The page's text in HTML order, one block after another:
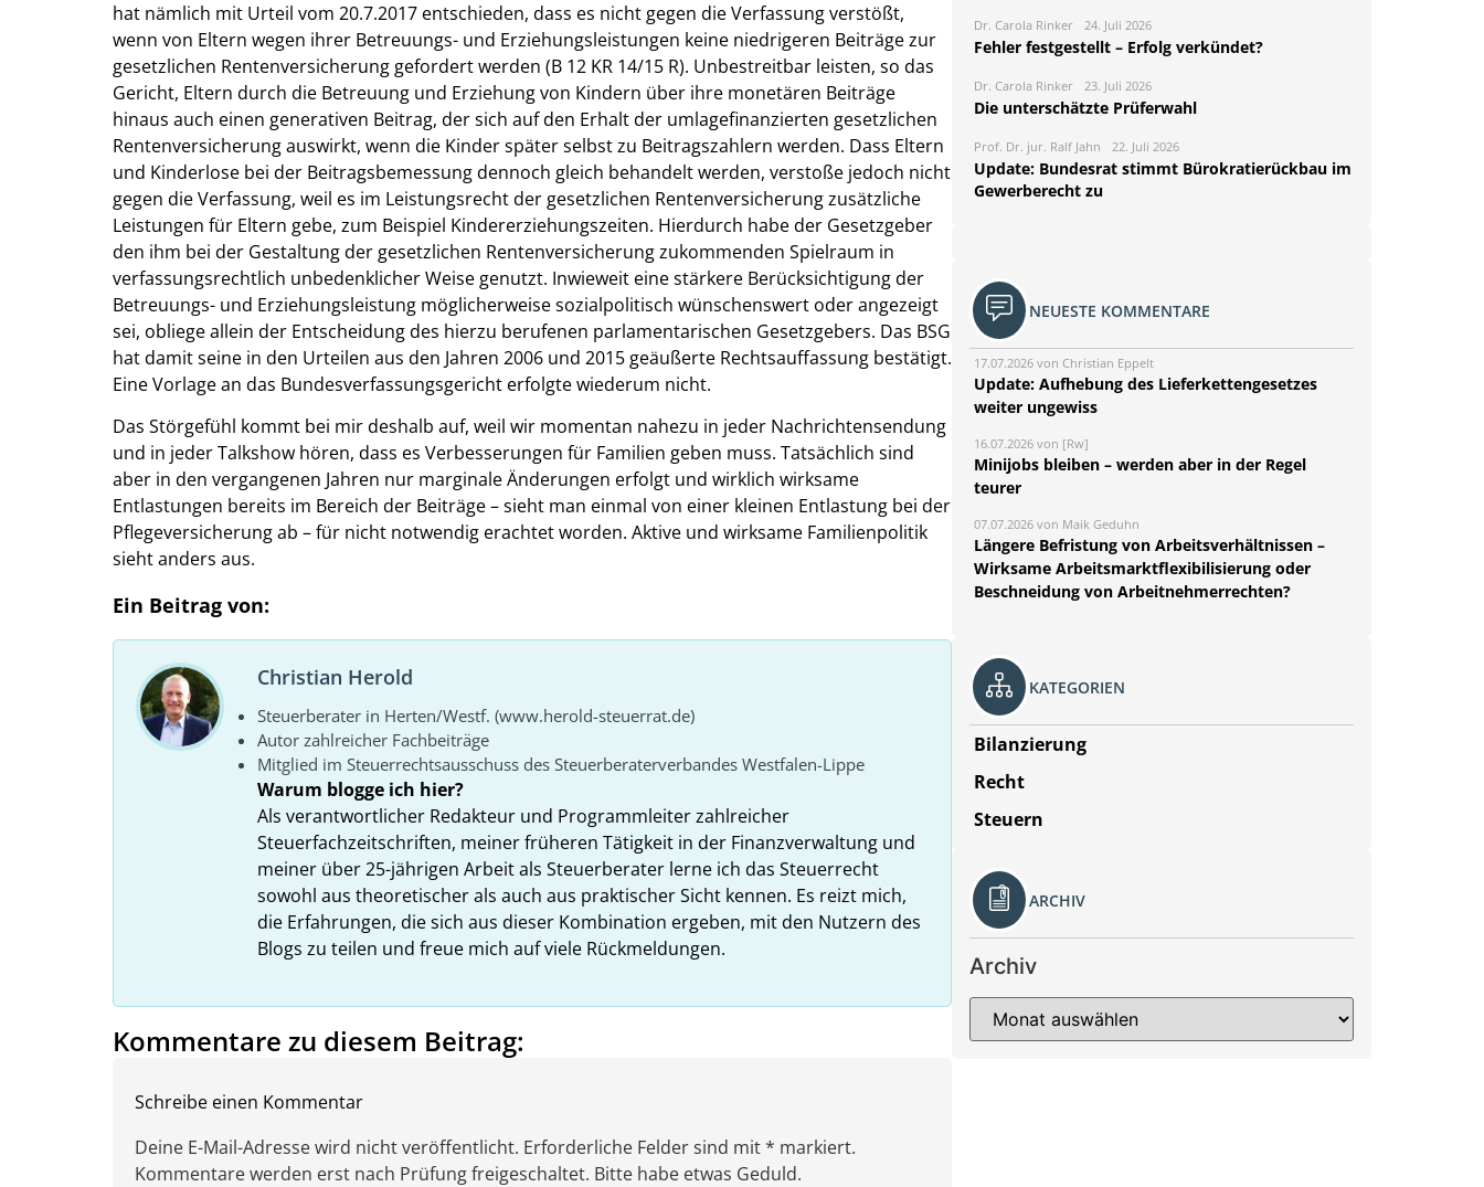
hat nämlich mit Urteil vom 20.7.2017 entschieden, dass es nicht gegen die Verfassung verstößt,
wenn von Eltern wegen ihrer Betreuungs- und Erziehungsleistungen keine niedrigeren Beiträge zur
gesetzlichen Rentenversicherung gefordert werden (B 12 KR 14/15 R). Unbestreitbar leisten, so das
Gericht, Eltern durch die Betreuung und Erziehung von Kindern über ihre monetären Beiträge
hinaus auch einen generativen Beitrag, der sich auf den Erhalt der umlagefinanzierten gesetzlichen
Rentenversicherung auswirkt, wenn die Kinder später selbst zu Beitragszahlern werden. Dass Eltern
und Kinderlose bei der Beitragsbemessung dennoch gleich behandelt werden, verstoße jedoch nicht
gegen die Verfassung, weil es im Leistungsrecht der gesetzlichen Rentenversicherung zusätzliche
Leistungen für Eltern gebe, zum Beispiel Kindererziehungszeiten. Hierdurch habe der Gesetzgeber
den ihm bei der Gestaltung der gesetzlichen Rentenversicherung zukommenden Spielraum in
verfassungsrechtlich unbedenklicher Weise genutzt. Inwieweit eine stärkere Berücksichtigung der
Betreuungs- und Erziehungsleistung möglicherweise sozialpolitisch wünschenswert oder angezeigt
sei, obliege allein der Entscheidung des hierzu berufenen parlamentarischen Gesetzgebers. Das BSG
hat damit seine in den Urteilen aus den Jahren 2006 und 2015 geäußerte Rechtsauffassung bestätigt.
Eine Vorlage an das Bundesverfassungsgericht erfolgte wiederum nicht.
Das Störgefühl kommt bei mir deshalb auf, weil wir momentan nahezu in jeder Nachrichtensendung
und in jeder Talkshow hören, dass es Verbesserungen für Familien geben muss. Tatsächlich sind
aber in den vergangenen Jahren nur marginale Änderungen erfolgt und wirklich wirksame
Entlastungen bereits im Bereich der Beiträge – sieht man einmal von einer kleinen Entlastung bei der
Pflegeversicherung ab – für nicht notwendig erachtet worden. Aktive und wirksame Familienpolitik
sieht anders aus.
Ein Beitrag von:
Christian Herold
Steuerberater in Herten/Westf. (www.herold-steuerrat.de)
Autor zahlreicher Fachbeiträge
Mitglied im Steuerrechtsausschuss des Steuerberaterverbandes Westfalen-Lippe
Warum blogge ich hier?
Als verantwortlicher Redakteur und Programmleiter zahlreicher
Steuerfachzeitschriften, meiner früheren Tätigkeit in der Finanzverwaltung und
meiner über 25-jährigen Arbeit als Steuerberater lerne ich das Steuerrecht
sowohl aus theoretischer als auch aus praktischer Sicht kennen. Es reizt mich,
die Erfahrungen, die sich aus dieser Kombination ergeben, mit den Nutzern des
Blogs zu teilen und freue mich auf viele Rückmeldungen.
Kommentare zu diesem Beitrag:
Schreibe einen Kommentar
Deine E-Mail-Adresse wird nicht veröffentlicht. Erforderliche Felder sind mit * markiert.
Kommentare werden erst nach Prüfung freigeschaltet. Bitte habe etwas Geduld.
Dr. Carola Rinker 24. Juli 2026
Fehler festgestellt – Erfolg verkündet?
Dr. Carola Rinker 23. Juli 2026
Die unterschätzte Prüferwahl
Prof. Dr. jur. Ralf Jahn 22. Juli 2026
Update: Bundesrat stimmt Bürokratierückbau im
Gewerberecht zu
NEUESTE KOMMENTARE
17.07.2026 von Christian Eppelt
Update: Aufhebung des Lieferkettengesetzes
weiter ungewiss
16.07.2026 von [Rw]
Minijobs bleiben – werden aber in der Regel
teurer
07.07.2026 von Maik Geduhn
Längere Befristung von Arbeitsverhältnissen –
Wirksame Arbeitsmarktflexibilisierung oder
Beschneidung von Arbeitnehmerrechten?
KATEGORIEN
Bilanzierung
Recht
Steuern
ARCHIV
Archiv